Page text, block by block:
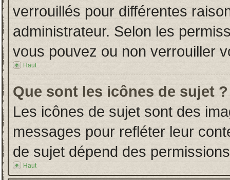
verrouillés pour différentes
administrateur. Selon les
vous pouvez ou non verrouiller
Haut
Que sont les icônes de sujet ?
Les icônes de sujet sont des
messages pour refléter leur
de sujet dépend des
Haut